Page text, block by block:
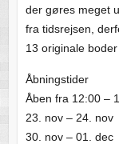
der gøres meget
fra tidsrejsen,
13 originale
Åbningstider
Åben fra 12:00 –
23. nov – 24. nov
30. nov – 01. dec